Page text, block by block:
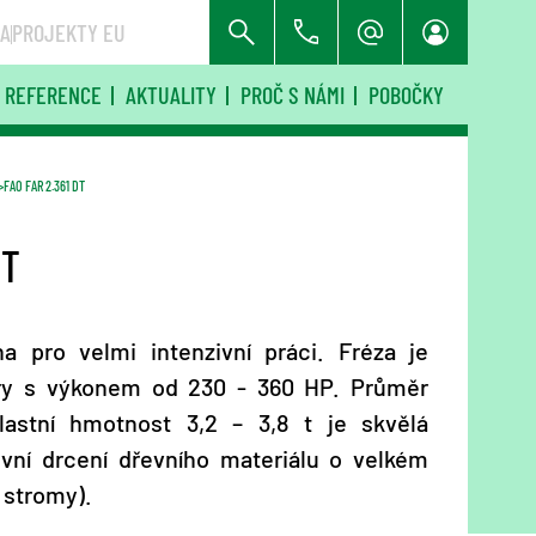
PROJEKTY EU
REFERENCE AKTUALITY PROČ S NÁMI POBOČKY
FAO FAR 2.361 DT
pro velmi intenzivní práci. Fréza je
s výkonem od 230 - 360 HP. Průměr
hmotnost 3,2 – 3,8 t je skvělá
drcení dřevního materiálu o velkém